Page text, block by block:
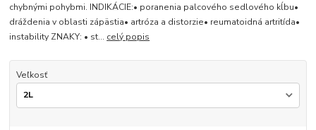
chybnými pohybmi. INDIKÁCIE:• poranenia palcového sedlového kĺbu•
dráždenia v oblasti zápästia• artróza a distorzie• reumatoidná artritída•
instability ZNAKY: • st... celý popis
Veľkosť